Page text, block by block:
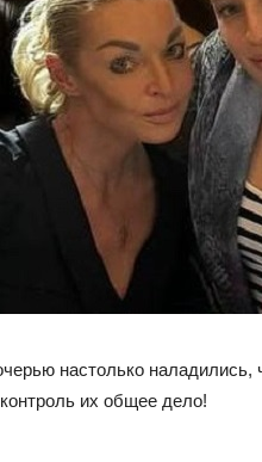
настолько наладились,
их общее дело!